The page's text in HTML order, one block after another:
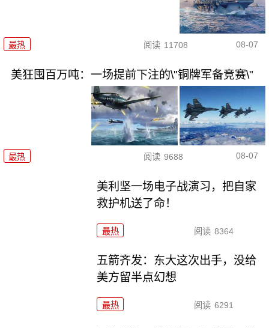
最热 阅读 11708 08-07
美狂囤百万吨：一场提前下注的\"铜牌军备竞赛\"
最热 阅读 9688 08-07
美利坚一场电子战演习，把自家
救护机送了命！
最热 阅读 8364
五箭齐发：东大这次出手，没给
美方留半点幻想
最热 阅读 6291